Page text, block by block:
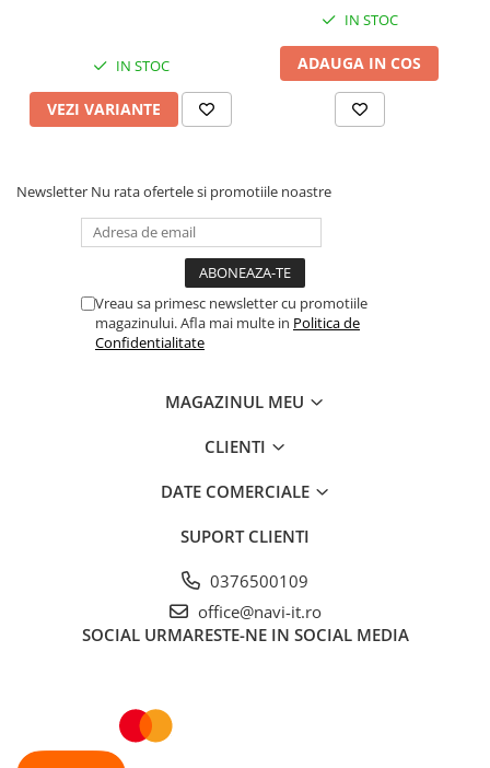
IN STOC
VEZI VARIANTE
AUX
IN STOC
ADAUGA IN COS
Newsletter Nu rata ofertele si promotiile noastre
Vreau sa primesc newsletter cu promotiile
magazinului. Afla mai multe in Politica de
Confidentialitate
MAGAZINUL MEU
CLIENTI
DATE COMERCIALE
SUPORT CLIENTI
0376500109
office@navi-it.ro
SOCIAL URMARESTE-NE IN SOCIAL MEDIA